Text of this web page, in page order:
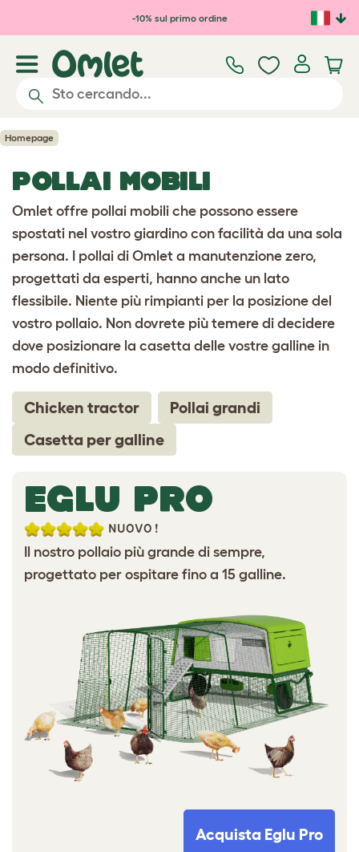
Passa al contenuto principale
-10% sul primo ordine
Homepage
POLLAI MOBILI
Omlet offre pollai mobili che possono essere
spostati nel vostro giardino con facilità da una sola
persona. I pollai di Omlet a manutenzione zero,
progettati da esperti, hanno anche un lato
flessibile. Niente più rimpianti per la posizione del
vostro pollaio. Non dovrete più temere di decidere
dove posizionare la casetta delle vostre galline in
modo definitivo.
Chicken tractor
Pollai grandi
Casetta per galline
EGLU PRO
NUOVO!
Il nostro pollaio più grande di sempre,
progettato per ospitare fino a 15 galline.
Acquista Eglu Pro